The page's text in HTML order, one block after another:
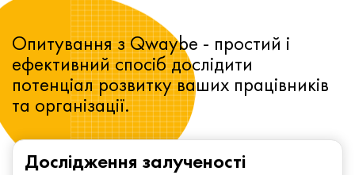
Дослідження залученості
Опитування з Qwaybe - простий і
ефективний спосіб дослідити
потенціал розвитку ваших працівників
та організації.